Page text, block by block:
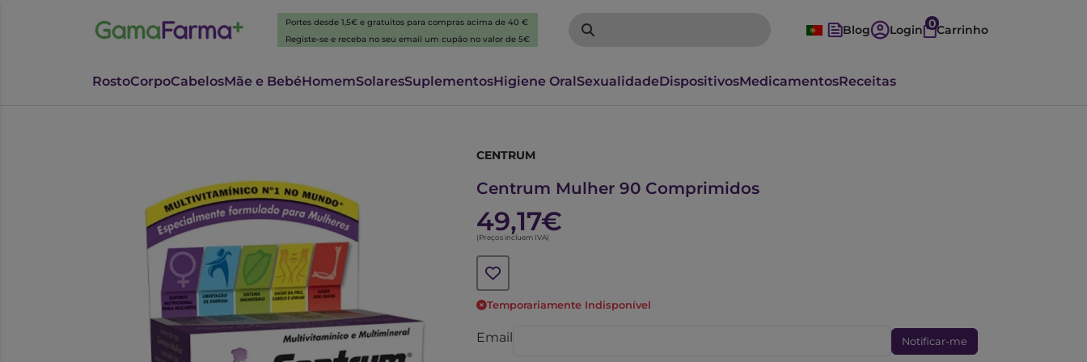
Portes desde 1,5€ e gratuitos para compras acima de 40 €
Registe-se e receba no seu email um cupão no valor de 5€
Blog Login 0Carrinho
RostoCorpoCabelosMãe e BebéHomemSolaresSuplementosHigiene OralSexualidadeDispositivosMedicamentosReceitas
CENTRUM
Centrum Mulher 90 Comprimidos
49,17€
(Preços incluem IVA)
Temporariamente Indisponível
Email Notificar-me